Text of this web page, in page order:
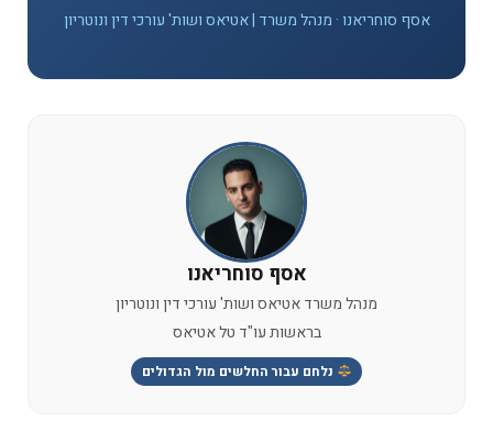
אסף סוחריאנו · מנהל משרד | אטיאס ושות' עורכי דין ונוטריון
אסף סוחריאנו
מנהל משרד אטיאס ושות' עורכי דין ונוטריון
בראשות עו"ד טל אטיאס
נלחם עבור החלשים מול הגדולים